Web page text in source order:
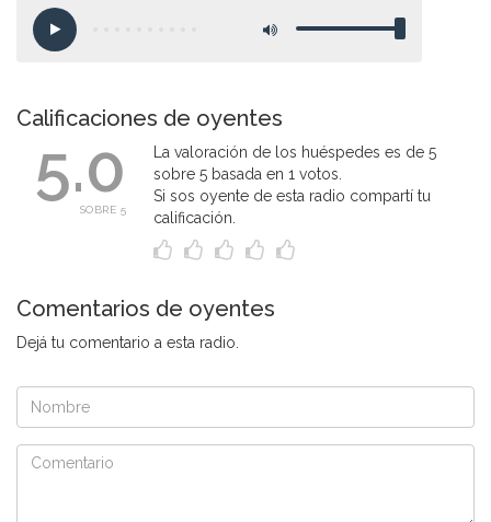
Calificaciones de oyentes
5.0
SOBRE 5
La valoración de los huéspedes es de 5
sobre 5 basada en 1 votos.
Si sos oyente de esta radio compartí tu
calificación.
Comentarios de oyentes
Dejá tu comentario a esta radio.